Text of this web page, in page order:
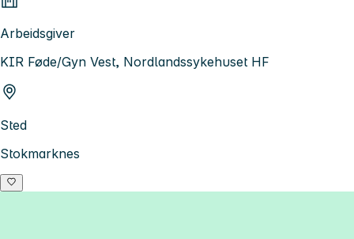
Arbeidsgiver
KIR Føde/Gyn Vest, Nordlandssykehuset HF
Sted
Stokmarknes